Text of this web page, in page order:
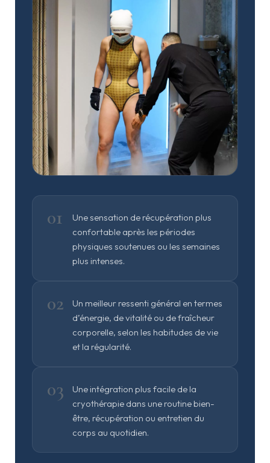
01
Une sensation de récupération plus
confortable après les périodes
physiques soutenues ou les semaines
plus intenses.
02
Un meilleur ressenti général en termes
d’énergie, de vitalité ou de fraîcheur
corporelle, selon les habitudes de vie
et la régularité.
03
Une intégration plus facile de la
cryothérapie dans une routine bien-
être, récupération ou entretien du
corps au quotidien.